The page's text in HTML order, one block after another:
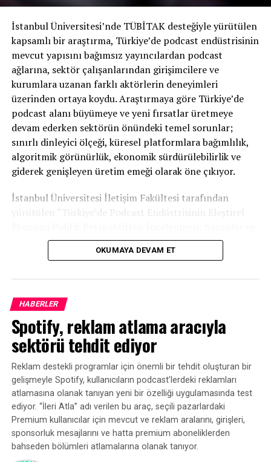
Tipik bir çalışma ortamında, belirlenen hedeflere göre
ölçülebilir ve somut sonuçlar belirlemeye yardımcı olan
Temel Performans Göstergelerini (KPI’lar)
kullanırız. Bir podcast yayıncısı olarak, her ay veya üç
ayda bir kendinize hedeflerinize ulaşmanıza yardımcı
olabilecek hedefler belirleyin. Hedefleri başarınıza göre
ayarlayabilirsiniz. Bu nedenle, hedeflerinizi aşıyorsanız
daha zorlu hedefler belirleyin ve hedeflerinizin çok
altındaysanız, onları azaltın ve tekrar yükselmeye
çalışın.
Dinleyicileri örnek olarak ele alalım. Konunuz, izleyici
kitleniz ve prodüksiyonun arkasındaki ekip gibi pek çok
faktör bunu etkileyebileceğinden, iyi bir dinleyici sayısı
belirlemek her zaman zordur. İyi bir önlem, kendinize bir
ay yüzde 5-10 arasında artırmak istediğinizi
belirtebilirsiniz. Bu, başarınızı diğer prodüksiyonlara
medyadır. Dinleyiciliğinizi artırmada olumlu bir etkiye
sahip olabileceğinden, herkes sosyal medya takiplerini
artırmak ister. Yine rakamlara bakarak, kendinize her ay
kaç takipçi kazanmak istediğinizi sorun, çünkü bu size
karşılaştırma yapmak için somut bir başarı ölçüsü
verebilir.
3. Adım: Adımlarınızı Planlayın
Amaçlarınız ve hedefleriniz belirlendikten sonra, bu
özlemlere ulaşmayı nasıl hedeflediğinize dair bir
İstanbul Üniversitesi’nde TÜBİTAK desteğiyle yürütülen
kapsamlı bir araştırma, Türkiye’de podcast endüstrisinin
mevcut yapısını bağımsız yayıncılardan podcast
ağlarına, sektör çalışanlarından girişimcilere ve
kurumlara uzanan farklı aktörlerin deneyimleri
üzerinden ortaya koydu. Araştırmaya göre Türkiye’de
podcast alanı büyümeye ve yeni fırsatlar üretmeye
devam ederken sektörün önündeki temel sorunlar;
sınırlı dinleyici ölçeği, küresel platformlara bağımlılık,
algoritmik görünürlük, ekonomik sürdürülebilirlik ve
giderek genişleyen üretim emeği olarak öne çıkıyor.
İstanbul Üniversitesi İletişim Fakültesi tarafından
yürütülen “Türkiye’de Podcast Endüstrisinin Eleştirel
Fırsatlar” başlıklı araştırma, Türkiye podcast
ekosisteminin mevcut durumuna ilişkin kapsamlı bir
OKUMAYA DEVAM ET
HABERLER
Spotify, reklam atlama aracıyla
sektörü tehdit ediyor
Reklam destekli programlar için önemli bir tehdit oluşturan bir
gelişmeyle Spotify, kullanıcıların podcast’lerdeki reklamları
atlamasına olanak tanıyan yeni bir özelliği uygulamasında test
ediyor. “İleri Atla” adı verilen bu araç, seçili pazarlardaki
Premium kullanıcılar için mevcut ve reklam aralarını, girişleri,
sponsorluk mesajlarını ve hatta premium aboneliklerden
bahseden bölümleri atlamalarına olanak tanıyor.